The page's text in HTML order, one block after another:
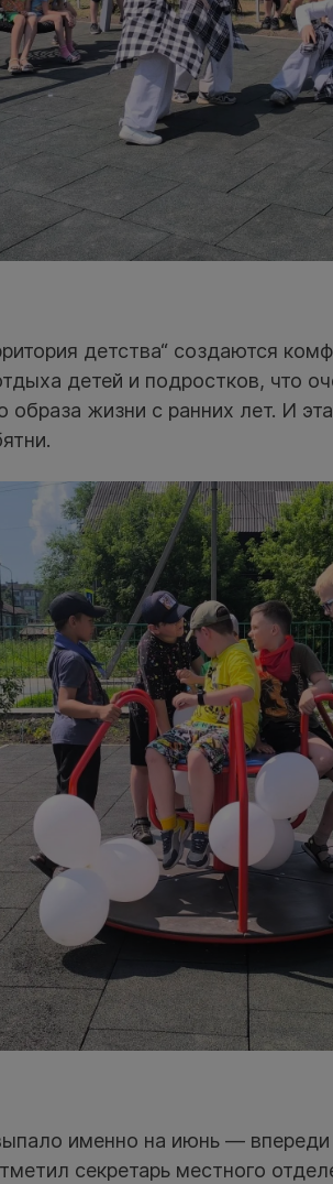
детства“ создаются
детей и подростков, что
образа жизни с ранних лет. И
именно на июнь —
секретарь местного